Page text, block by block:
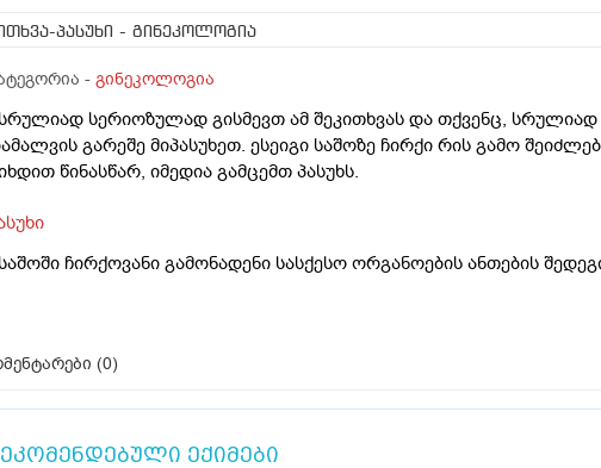
პასუხი - გინეკოლოგია
- გინეკოლოგია
სერიოზულად გისმევთ ამ შეკითხვას და თქვენც,
გარეშე მიპასუხეთ. ესეიგი საშოზე ჩირქი რის გამო
წინასწარ, იმედია გამცემთ პასუხს.
ჩირქოვანი გამონადენი სასქესო ორგანოების ანთების
(0)
ექიმები